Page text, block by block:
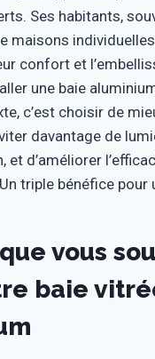
Ses habitants,
maisons
confort et
une baie
c’est choisir de
davantage de
et d’améliorer
triple bénéfice pour
vous
baie